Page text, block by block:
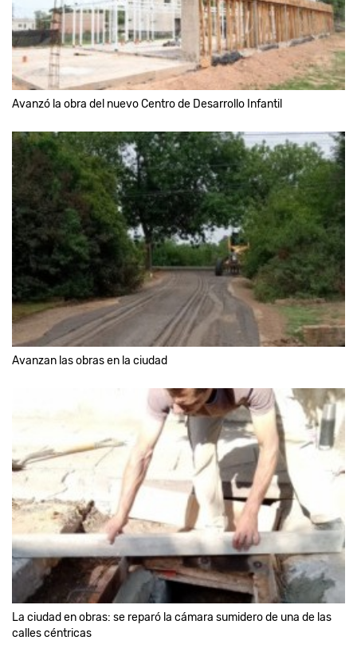
Avanzó la obra del nuevo Centro de Desarrollo Infantil
Avanzan las obras en la ciudad
La ciudad en obras: se reparó la cámara sumidero de una de las
calles céntricas